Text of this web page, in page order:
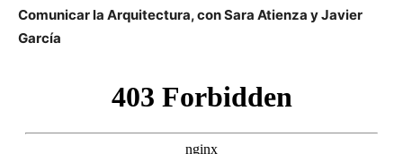
Comunicar la Arquitectura, con Sara Atienza y Javier
García